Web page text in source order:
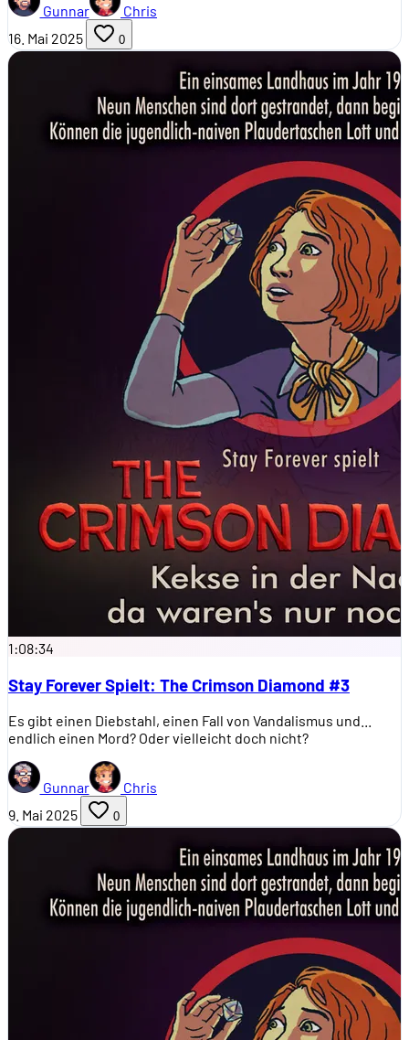
Gunnar
Chris
16. Mai 2025
0
1:08:34
Stay Forever Spielt: The Crimson Diamond #3
Es gibt einen Diebstahl, einen Fall von Vandalismus und...
endlich einen Mord? Oder vielleicht doch nicht?
Gunnar
Chris
9. Mai 2025
0